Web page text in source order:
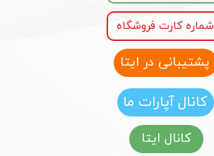
کانال آپارات ما
کانال ایتا
شماره کارت فروشگاه
پشتیبانی در ایتا